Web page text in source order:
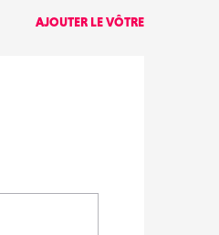
AJOUTER LE VÔTRE